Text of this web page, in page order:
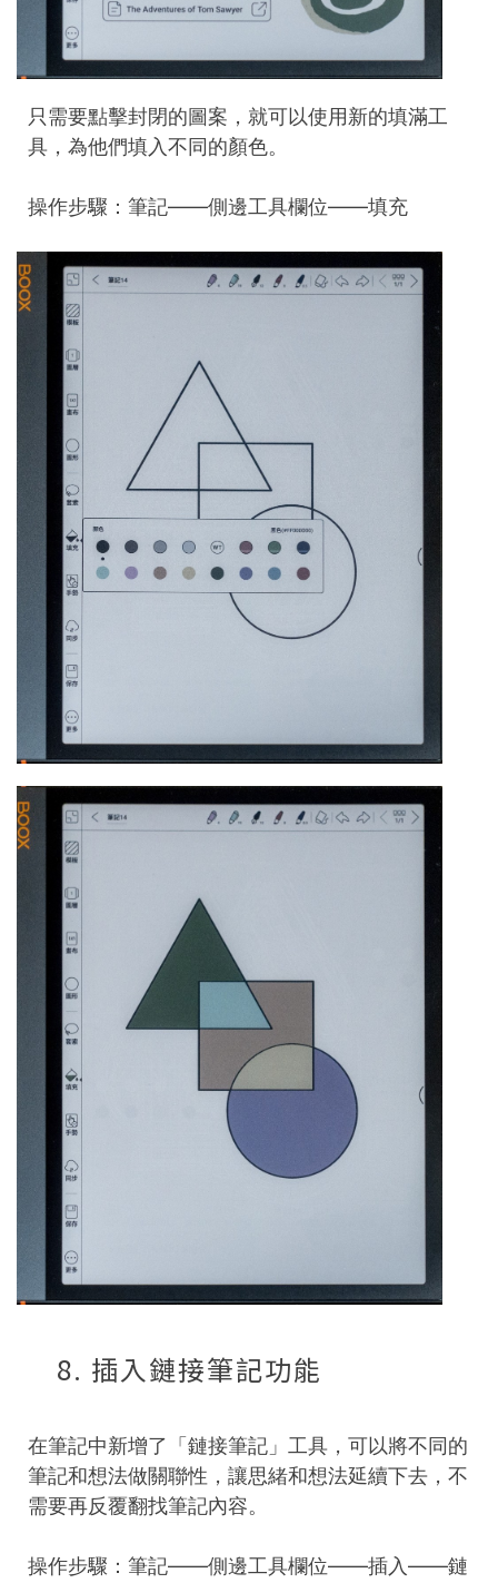
只需要點擊封閉的圖案，就可以使用新的填滿工
具，為他們填入不同的顏色。
操作步驟：筆記——側邊工具欄位——填充
8. 插入鏈接筆記功能
在筆記中新增了「鏈接筆記」工具，可以將不同的
筆記和想法做關聯性，讓思緒和想法延續下去，不
需要再反覆翻找筆記內容。
操作步驟：筆記——側邊工具欄位——插入——鏈